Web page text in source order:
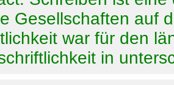
Gesellschaften auf
war für den
in